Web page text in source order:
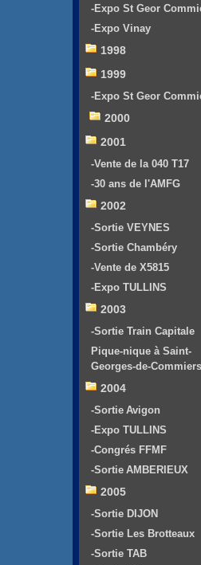
-Expo St Geor
-Expo Vinay
1998
1999
-Expo St Geor
2000
2001
-Vente de la 040 T17
-30 ans de l'AMFG
2002
-Sortie VEYNES
-Sortie Chambéry
-Vente de X5815
-Expo TULLINS
2003
-Sortie Train Capitale
Pique-nique à Saint-
Georges-de-Commiers
2004
-Sortie Avigon
-Expo TULLINS
-Congrés FFMF
-Sortie AMBERIEUX
2005
-Sortie DIJON
-Sortie Les Brotteaux
-Sortie TAB